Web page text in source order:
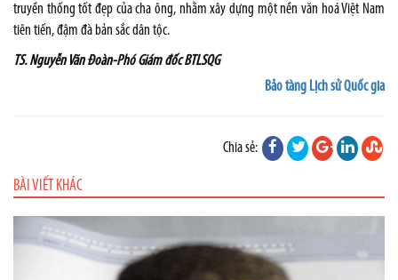
truyền thống tốt đẹp của cha ông, nhằm xây dựng một nền văn hoá Việt Nam
tiên tiến, đậm đà bản sắc dân tộc.
TS. Nguyễn Văn Đoàn-Phó Giám đốc BTLSQG
Bảo tàng Lịch sử Quốc gia
Chia sẻ:
BÀI VIẾT KHÁC